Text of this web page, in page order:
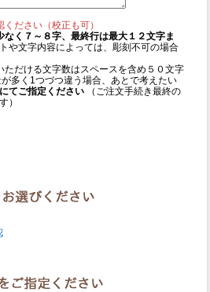
ださい（校正も可）
く７～８字、最終行は最大１２文字ま
や文字内容によっては、彫刻不可の場合
ただける文字数はスペースを含め５０文字
多く1つづつ違う場合、あとで考えたい
にてご指定ください
（ご注文手続き最終の
）